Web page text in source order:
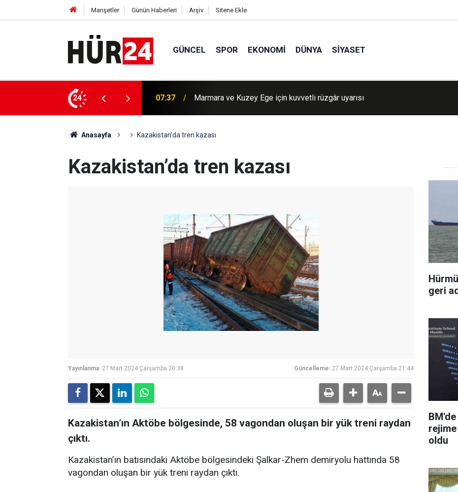
Manşetler Günün Haberleri Arşiv Sitene Ekle
GÜNCEL SPOR EKONOMI DÜNYA SIYASET
24 07:18 BM'de büyük skandal: Siyonist rejime gizli bilgi aktaran görevli ifşa oldu
Anasayfa Kazakistan’da tren kazası
Kazakistan’da tren kazası
Yayınlanma: 27 Mart 2024 Çarşamba 20:38 Güncelleme: 27 Mart 2024 Çarşamba 21:44
Kazakistan’ın Aktöbe bölgesinde, 58 vagondan oluşan bir yük treni raydan
çıktı.
Kazakistan’ın batısındaki Aktöbe bölgesindeki Şalkar-Zhem demiryolu hattında 58
vagondan oluşan bir yük treni raydan çıktı.
geri
oldu